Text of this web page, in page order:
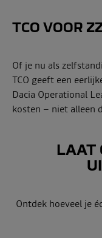
TCO VOOR
Of je nu als
TCO geeft een
Dacia Operational
kosten – niet alleen
LAAT
Ontdek hoeveel je